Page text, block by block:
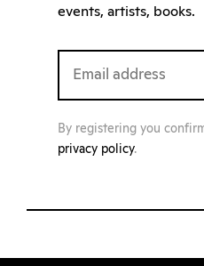
events, artists, books.
By registering you
privacy policy.